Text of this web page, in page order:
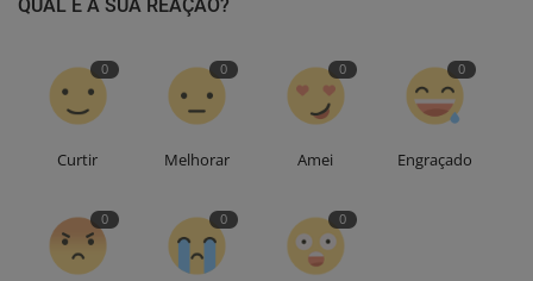
QUAL É A SUA REAÇÃO?
0
Curtir
0
Melhorar
0
Amei
0
Engraçado
0 0 0